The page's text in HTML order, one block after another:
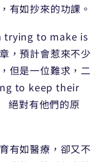
有如抄來的功課。
trying to make is
，預計會惹來不少
但是一位難求，二
to keep their
對有他們的原
有如醫療，卻又不